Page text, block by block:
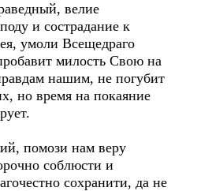
велие
и сострадание к
умоли Всещедраго
милость Свою на
нашим, не погубит
но время на покаяние
помози нам веру
соблюсти и
сохранити, да не